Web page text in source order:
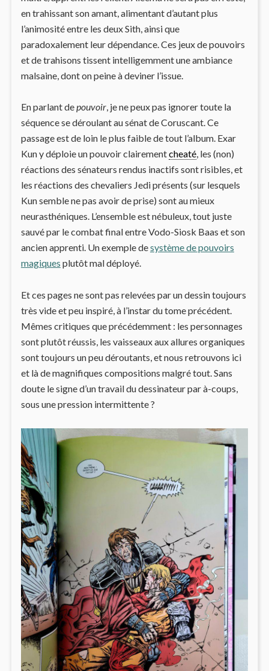
en trahissant son amant, alimentant d’autant plus
l’animosité entre les deux Sith, ainsi que
paradoxalement leur dépendance. Ces jeux de pouvoirs
et de trahisons tissent intelligemment une ambiance
malsaine, dont on peine à deviner l’issue.
En parlant depouvoir, je ne peux pas ignorer toute la
séquence se déroulant au sénat de Coruscant. Ce
passage est de loin le plus faible de tout l’album. Exar
Kun y déploie un pouvoir clairementcheaté, les (non)
réactions des sénateurs rendus inactifs sont risibles, et
les réactions des chevaliers Jedi présents (sur lesquels
Kun semble ne pas avoir de prise) sont au mieux
neurasthéniques. L’ensemble est nébuleux, tout juste
sauvé par le combat final entre Vodo-Siosk Baas et son
ancien apprenti. Un exemple desystème de pouvoirs
magiques plutôt mal déployé.
Et ces pages ne sont pas relevées par un dessin toujours
très vide et peu inspiré, à l’instar du tome précédent.
Mêmes critiques que précédemment : les personnages
sont plutôt réussis, les vaisseaux aux allures organiques
sont toujours un peu déroutants, et nous retrouvons ici
et là de magnifiques compositions malgré tout. Sans
doute le signe d’un travail du dessinateur par à-coups,
sous une pression intermittente ?